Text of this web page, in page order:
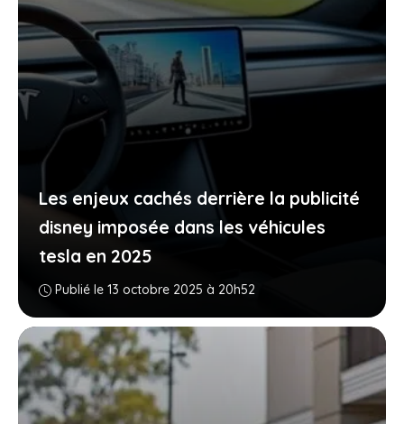
Les enjeux cachés derrière la publicité
disney imposée dans les véhicules
tesla en 2025
Publié le 13 octobre 2025 à 20h52